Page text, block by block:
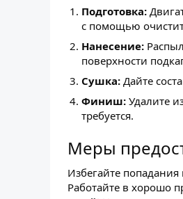
Подготовка:
с помощью
Нанесение:
поверхности
Сушка: Дайте
Финиш: Удалите
требуется.
Меры
Избегайте
Работайте в хорошо